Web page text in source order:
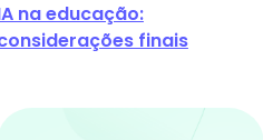
na educação:
finais